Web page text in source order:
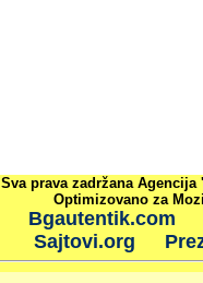
Sva prava zadržana
Optimizovano za
Bgautentik.com
Sajtovi.org